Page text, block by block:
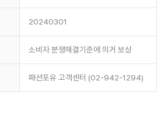
20240301
소비자 분쟁해결기준에 의거 보상
패션포유 고객센터 (02-942-1294)